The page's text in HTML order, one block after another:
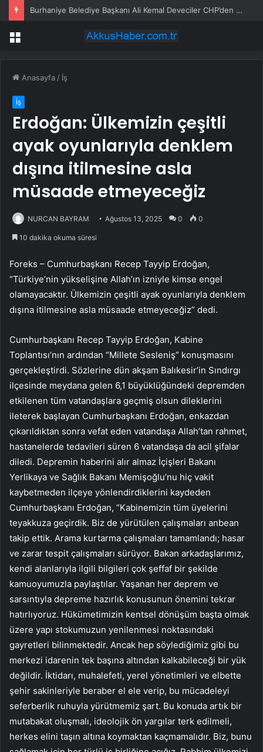
Burhaniye Belediye Başkanı Ali Kemal Deveciler CHP’den istifa etti
Menü
Anasayfa / İş
İş
Erdoğan: Ülkemizin çeşitli
ayak oyunlarıyla denklem
dışına itilmesine asla
müsaade etmeyeceğiz
NURCAN BAYRAM Ağustos 13, 2025 0 0
10 dakika okuma süresi
Foreks – Cumhurbaşkanı Recep Tayyip Erdoğan,
“Türkiye’nin yükselişine Allah’ın izniyle kimse engel
olamayacaktır. Ülkemizin çeşitli ayak oyunlarıyla denklem
dışına itilmesine asla müsaade etmeyeceğiz” dedi.
Cumhurbaşkanı Recep Tayyip Erdoğan, Kabine
Toplantısı’nın ardından “Millete Sesleniş” konuşmasını
gerçekleştirdi. Sözlerine dün akşam Balıkesir’in Sındırgı
ilçesinde meydana gelen 6,1 büyüklüğündeki depremden
etkilenen tüm vatandaşlara geçmiş olsun dileklerini
ileterek başlayan Cumhurbaşkanı Erdoğan, enkazdan
çıkarıldıktan sonra vefat eden vatandaşa Allah’tan rahmet,
hastanelerde tedavileri süren 6 vatandaşa da acil şifalar
diledi. Depremin haberini alır almaz İçişleri Bakanı
Yerlikaya ve Sağlık Bakanı Memişoğlu’nu hiç vakit
kaybetmeden ilçeye yönlendirdiklerini kaydeden
Cumhurbaşkanı Erdoğan, “Kabinemizin tüm üyelerini
teyakkuza geçirdik. Biz de yürütülen çalışmaları anbean
takip ettik. Arama kurtarma çalışmaları tamamlandı; hasar
ve zarar tespit çalışmaları sürüyor. Bakan arkadaşlarımız,
kendi alanlarıyla ilgili bilgileri çok şeffaf bir şekilde
kamuoyumuzla paylaştılar. Yaşanan her deprem ve
sarsıntıyla depreme hazırlık konusunun önemini tekrar
hatırlıyoruz. Hükümetimizin kentsel dönüşüm başta olmak
üzere yapı stokumuzun yenilenmesi noktasındaki
gayretleri bilinmektedir. Ancak hep söylediğimiz gibi bu
merkezi idarenin tek başına altından kalkabileceği bir yük
değildir. İktidarı, muhalefeti, yerel yönetimleri ve elbette
şehir sakinleriyle beraber el ele verip, bu mücadeleyi
seferberlik ruhuyla yürütmemiz şart. Bu konuda artık bir
mutabakat oluşmalı, ideolojik ön yargılar terk edilmeli,
herkes elini taşın altına koymaktan kaçmamalıdır. Biz, bunu